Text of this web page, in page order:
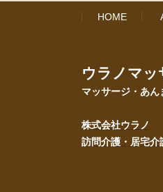
HOME
ウラノマッ
マッサージ・あん
株式会社ウラノ
訪問介護・居宅介